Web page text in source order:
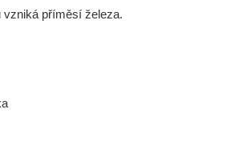
vzniká příměsí železa.